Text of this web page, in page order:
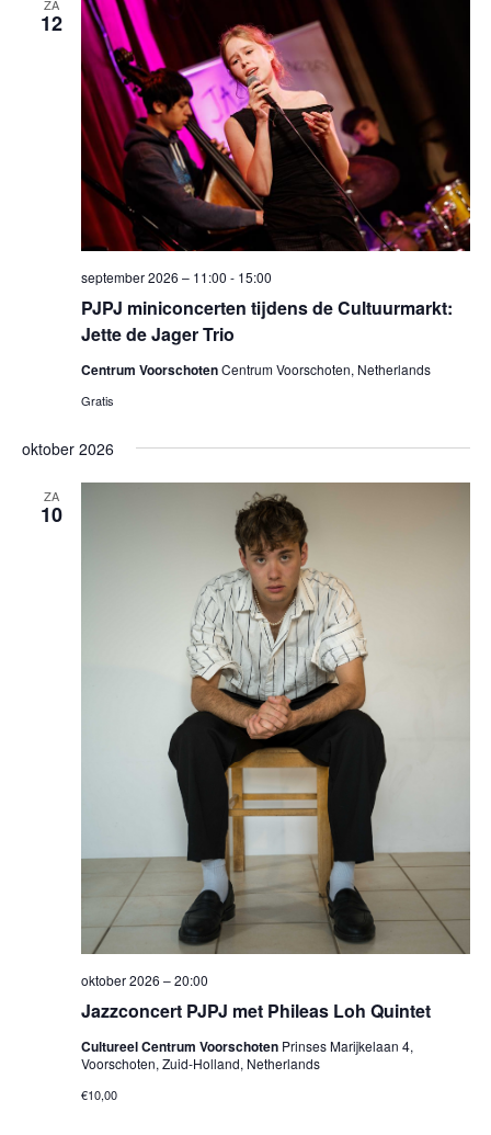
ZA
12
PJPJ miniconcerten tijdens de Cultuurmarkt:
Jette de Jager Trio
september 2026 – 11:00 - 15:00
Centrum VoorschotenCentrum Voorschoten, Netherlands
Gratis
oktober 2026
ZA
10
Jazzconcert PJPJ met Phileas Loh Quintet
oktober 2026 – 20:00
Cultureel Centrum Voorschoten Prinses Marijkelaan 4,
Voorschoten, Zuid-Holland, Netherlands
€10,00